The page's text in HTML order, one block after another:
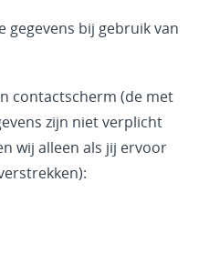
gegevens bij gebruik van
contactscherm (de met
zijn niet verplicht
wij alleen als jij ervoor